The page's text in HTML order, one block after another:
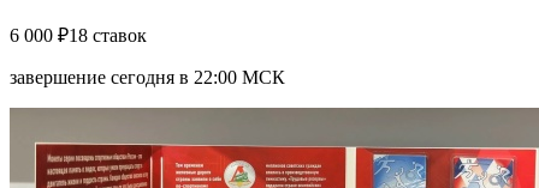
6 000 ₽18 ставок
завершение сегодня в 22:00 МСК